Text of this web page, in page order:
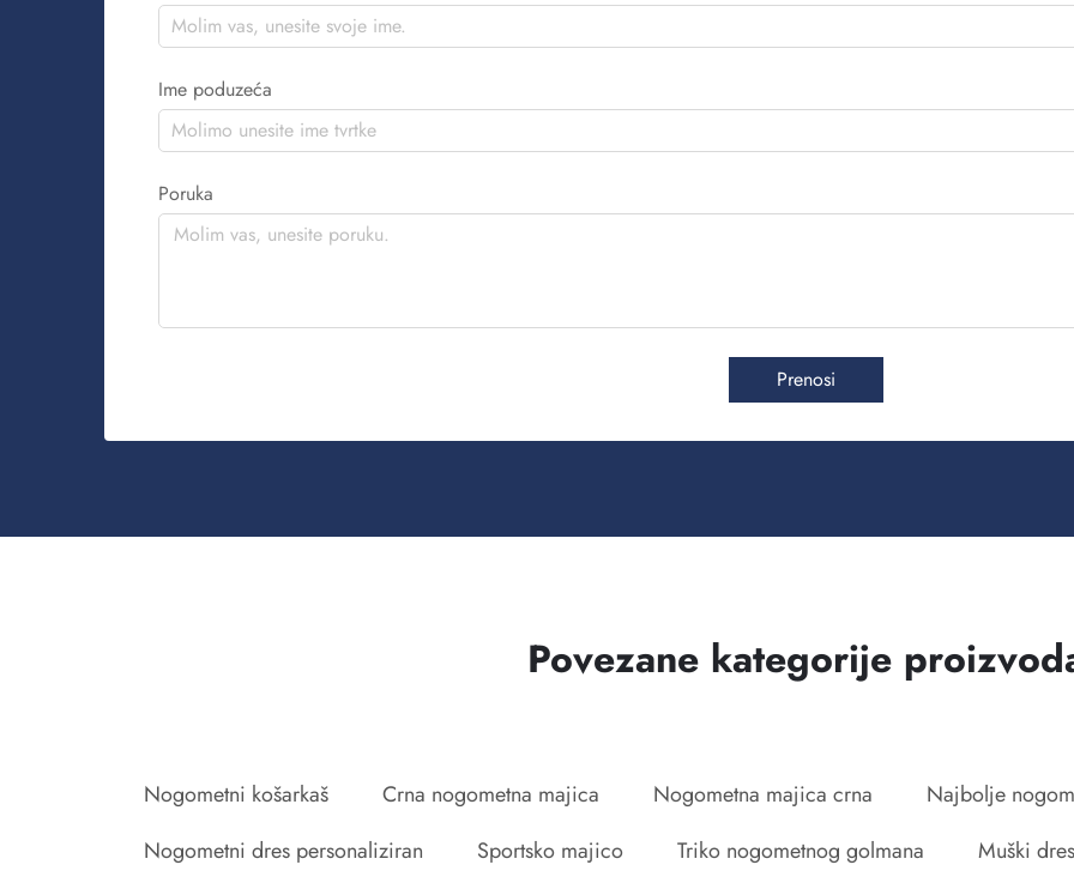
Ime poduzeća
Poruka
Prenosi
Povezane kategorije
Nogometni košarkaš Crna nogometna majica Nogometna majica crna
Najbolje
Nogometni dres personaliziran
Sportsko majico Triko nogometnog golmana Muški